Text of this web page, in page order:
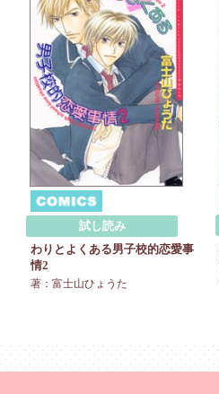
試し読み
わりとよくある男子校的恋愛事
情2
著：富士山ひょうた